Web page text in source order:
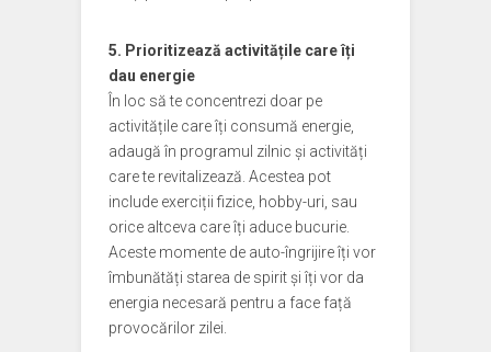
5. Prioritizează activitățile care îți
dau energie
În loc să te concentrezi doar pe
activitățile care îți consumă energie,
adaugă în programul zilnic și activități
care te revitalizează. Acestea pot
include exerciții fizice, hobby-uri, sau
orice altceva care îți aduce bucurie.
Aceste momente de auto-îngrijire îți vor
îmbunătăți starea de spirit și îți vor da
energia necesară pentru a face față
provocărilor zilei.